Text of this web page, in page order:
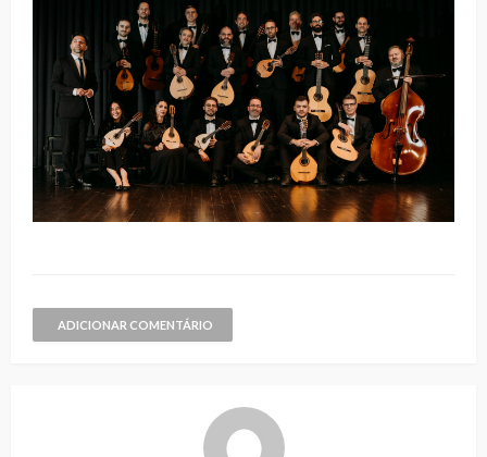
ADICIONAR COMENTÁRIO